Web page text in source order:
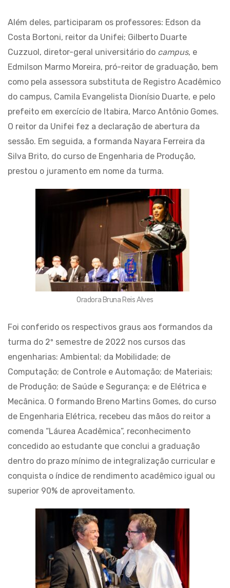
Além deles, participaram os professores: Edson da
Costa Bortoni, reitor da Unifei; Gilberto Duarte
Cuzzuol, diretor-geral universitário do campus, e
Edmilson Marmo Moreira, pró-reitor de graduação, bem
como pela assessora substituta de Registro Acadêmico
do campus, Camila Evangelista Dionísio Duarte, e pelo
prefeito em exercício de Itabira, Marco Antônio Gomes.
O reitor da Unifei fez a declaração de abertura da
sessão. Em seguida, a formanda Nayara Ferreira da
Silva Brito, do curso de Engenharia de Produção,
prestou o juramento em nome da turma.
Oradora Bruna Reis Alves
Foi conferido os respectivos graus aos formandos da
turma do 2º semestre de 2022 nos cursos das
engenharias: Ambiental; da Mobilidade; de
Computação; de Controle e Automação; de Materiais;
de Produção; de Saúde e Segurança; e de Elétrica e
Mecânica. O formando Breno Martins Gomes, do curso
de Engenharia Elétrica, recebeu das mãos do reitor a
comenda “Láurea Acadêmica”, reconhecimento
concedido ao estudante que conclui a graduação
dentro do prazo mínimo de integralização curricular e
conquista o índice de rendimento acadêmico igual ou
superior 90% de aproveitamento.